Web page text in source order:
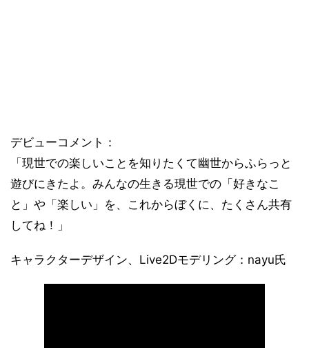
デビューコメント：
「現世での楽しいことを知りたくて幽世からふらっと
遊びにきたよ。みんなの生きる現世での「好きなこ
と」や「楽しい」を、これからぼくに、たくさん共有
してね！」
キャラクターデザイン、Live2Dモデリング：nayu氏